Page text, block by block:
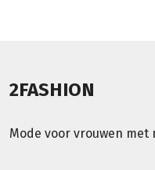
2FASHION
Mode voor vrouwen met